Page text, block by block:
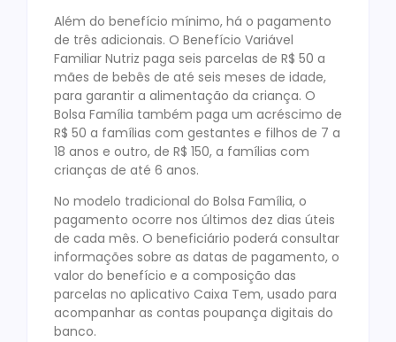
Além do benefício mínimo, há o pagamento
de três adicionais. O Benefício Variável
Familiar Nutriz paga seis parcelas de R$ 50 a
mães de bebês de até seis meses de idade,
para garantir a alimentação da criança. O
Bolsa Família também paga um acréscimo de
R$ 50 a famílias com gestantes e filhos de 7 a
18 anos e outro, de R$ 150, a famílias com
crianças de até 6 anos.
No modelo tradicional do Bolsa Família, o
pagamento ocorre nos últimos dez dias úteis
de cada mês. O beneficiário poderá consultar
informações sobre as datas de pagamento, o
valor do benefício e a composição das
parcelas no aplicativo Caixa Tem, usado para
acompanhar as contas poupança digitais do
banco.